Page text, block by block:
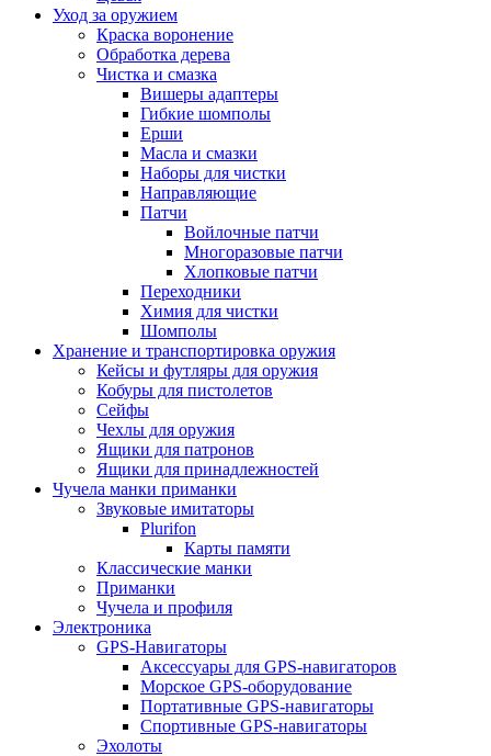
Уход за оружием
Краска воронение
Обработка дерева
Чистка и смазка
Вишеры адаптеры
Гибкие шомполы
Ерши
Масла и смазки
Наборы для чистки
Направляющие
Патчи
Войлочные патчи
Многоразовые патчи
Хлопковые патчи
Переходники
Химия для чистки
Шомполы
Хранение и транспортировка оружия
Кейсы и футляры для оружия
Кобуры для пистолетов
Сейфы
Чехлы для оружия
Ящики для патронов
Ящики для принадлежностей
Чучела манки приманки
Звуковые имитаторы
Plurifon
Карты памяти
Классические манки
Приманки
Чучела и профиля
Электроника
GPS-Навигаторы
Аксессуары для GPS-навигаторов
Морское GPS-оборудование
Портативные GPS-навигаторы
Спортивные GPS-навигаторы
Эхолоты